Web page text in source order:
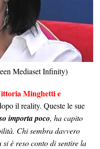
Mediaset Infinity)
Minghetti e
il reality. Queste le sue
importa poco, ha capito
Chi sembra davvero
è reso conto di sentire la